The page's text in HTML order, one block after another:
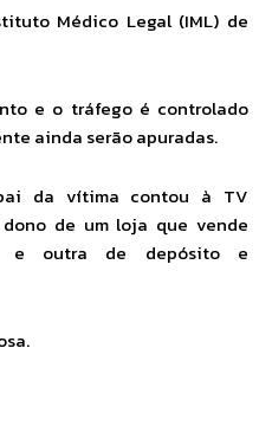
Médico Legal (IML) de
e o tráfego é controlado
ainda serão apuradas.
da vítima contou à TV
de um loja que vende
e outra de depósito e